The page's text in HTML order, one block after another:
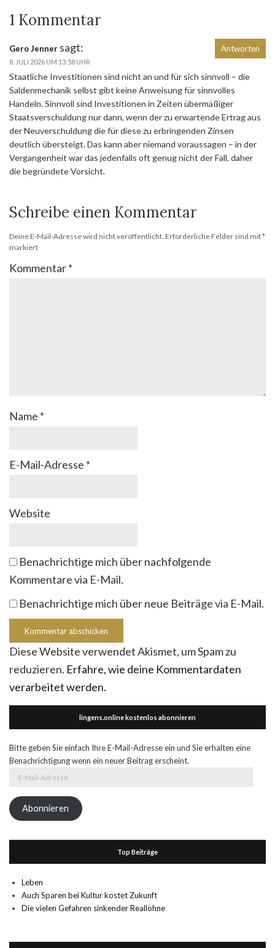
1 Kommentar
Gero Jenner sagt:
8. JULI 2026 UM 13:58 UHR
Staatliche Investitionen sind nicht an und für sich sinnvoll – die
Saldenmechanik selbst gibt keine Anweisung für sinnvolles
Handeln. Sinnvoll sind Investitionen in Zeiten übermäßiger
Staatsverschuldung nur dann, wenn der zu erwartende Ertrag aus
der Neuverschuldung die für diese zu erbringenden Zinsen
deutlich übersteigt. Das kann aber niemand voraussagen – in der
Vergangenheit war das jedenfalls oft genug nicht der Fall, daher
die begründete Vorsicht.
Antworten
Schreibe einen Kommentar
Deine E-Mail-Adresse wird nicht veröffentlicht. Erforderliche Felder sind mit*
markiert
Kommentar*
Name *
E-Mail-Adresse *
Website
Benachrichtige mich über nachfolgende
Kommentare via E-Mail.
Benachrichtige mich über neue Beiträge via E-Mail.
Diese Website verwendet Akismet, um Spam zu
reduzieren. Erfahre, wie deine Kommentardaten
verarbeitet werden.
lingens.online kostenlos abonnieren
Bitte geben Sie einfach Ihre E-Mail-Adresse ein und Sie erhalten eine
Benachrichtigung wenn ein neuer Beitrag erscheint.
Adresse
Abonnieren
Top Beiträge
Leben
Auch Sparen bei Kultur kostet Zukunft
Die vielen Gefahren sinkender Reallöhne